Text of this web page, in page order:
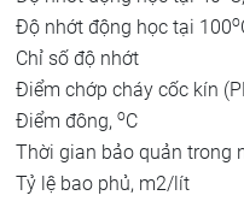
Độ nhớt động học tại 100o
Chỉ số độ nhớt
Điểm chớp cháy cốc kín
Điểm đông, oC
Thời gian bảo quản trong
Tỷ lệ bao phủ, m2/lít